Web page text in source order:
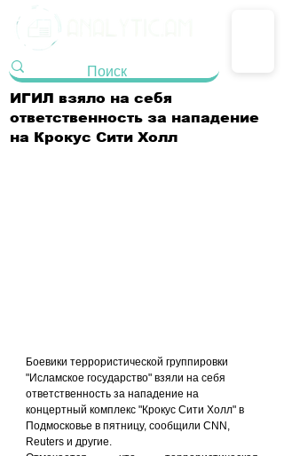
ИГИЛ взяло на себя
ответственность за нападение
на Крокус Сити Холл
Боевики террористической группировки
"Исламское государство" взяли на себя
ответственность за нападение на
концертный комплекс "Крокус Сити Холл" в
Подмосковье в пятницу, сообщили CNN,
Reuters и другие.